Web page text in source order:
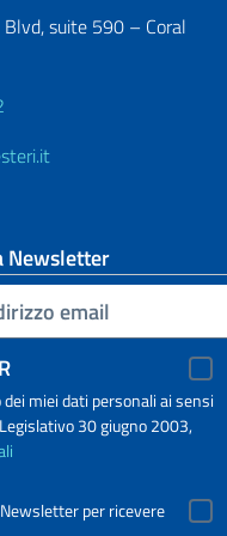
suite 590 – Coral
Newsletter
miei dati personali ai sensi
30 giugno 2003,
per ricevere